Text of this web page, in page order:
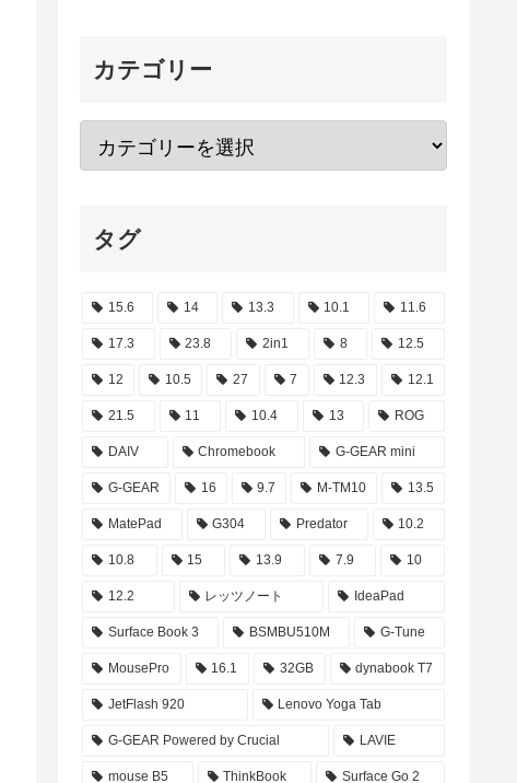
カテゴリー
タグ
15.6 14 13.3 10.1 11.6
17.3 23.8 2in1 8 12.5
12 10.5 27 7 12.3 12.1
21.5 11 10.4 13 ROG
DAIV Chromebook G-GEAR mini
G-GEAR 16 9.7 M-TM10 13.5
MatePad G304 Predator 10.2
10.8 15 13.9 7.9 10
12.2 レッツノート IdeaPad
Surface Book 3 BSMBU510M G-Tune
MousePro 16.1 32GB dynabook T7
JetFlash 920 Lenovo Yoga Tab
G-GEAR Powered by Crucial LAVIE
mouse B5 ThinkBook Surface Go 2